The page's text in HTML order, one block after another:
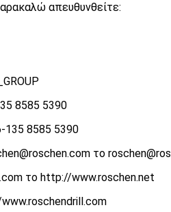
απευθυνθείτε:
8585 5390
135 8585 5390
το
το http://www.roschen.net